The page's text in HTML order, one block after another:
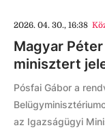
2026. 04. 30., 16:38
Magyar
minisztert
Pósfai Gábor a
az Igazságügyi